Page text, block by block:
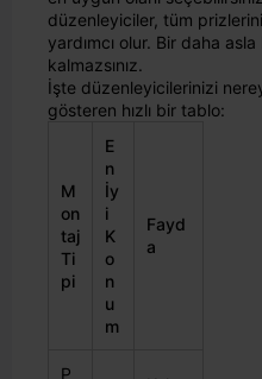
düzenleyiciler, tüm
yardımcı olur. Bir daha asla
kalmazsınız.
İşte düzenleyicilerinizi
gösteren hızlı bir tablo:
M
on
taj
Ti
pi
E
n
İy
i
K
o
n
u
m
Fayd
a
P